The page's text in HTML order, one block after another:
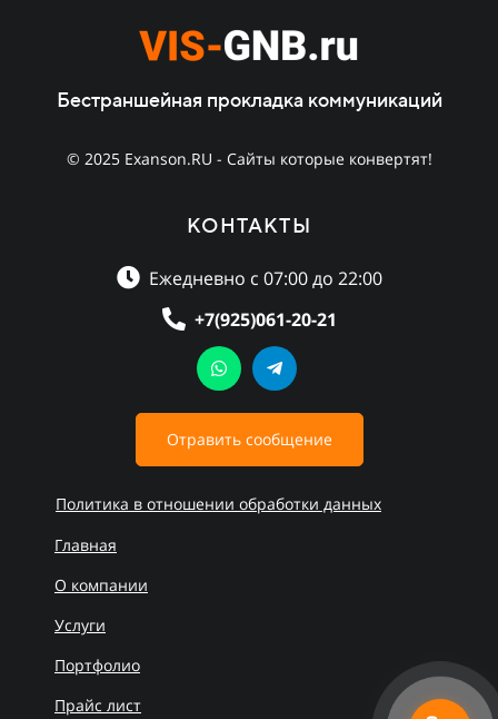
Бестраншейная прокладка коммуникаций
© 2025 Exanson.RU - Сайты которые конвертят!
КОНТАКТЫ
Ежедневно с 07:00 до 22:00
+7(925)061-20-21
Отравить сообщение
Политика в отношении обработки данных
Главная
О компании
Услуги
Портфолио
Прайс лист